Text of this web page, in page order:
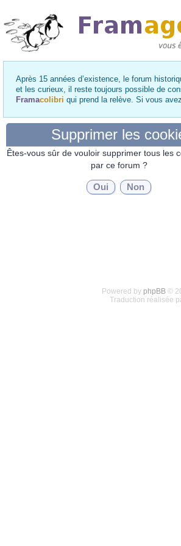
Après 15 années d’existence, le forum
et les curieux, il reste toujours possible de
Framacolibri qui prend la relève. Si vous
Supprimer les
Êtes-vous sûr de vouloir supprimer tous les
par ce forum ?
Powered by phpBB©
Traduction réalisée